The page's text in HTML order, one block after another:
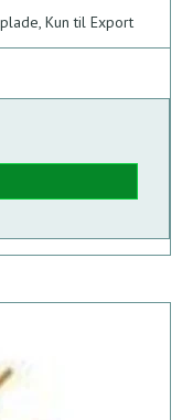
Kun til Export